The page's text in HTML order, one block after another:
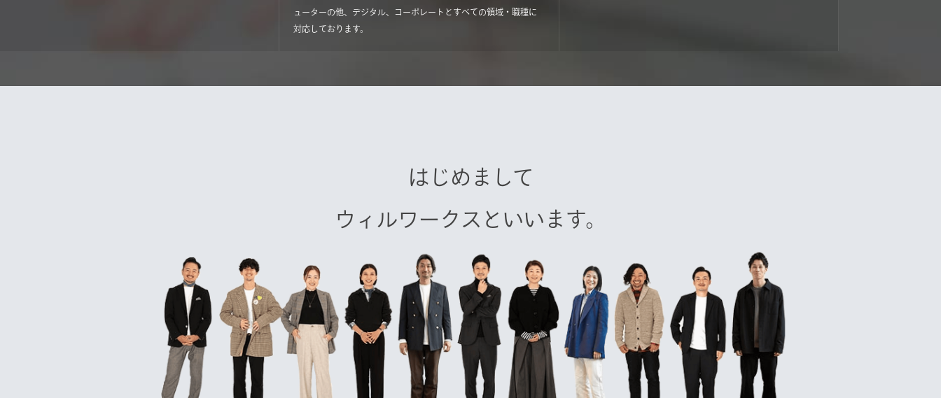
ューターの他、デジタル、コーポレートとすべての領域・職種に
対応しております。
はじめまして
ウィルワークスといいます。